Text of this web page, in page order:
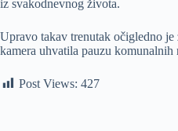
iz svakodnevnog života.
Upravo takav trenutak očigledno
kamera uhvatila pauzu komunalnih
Post Views: 427